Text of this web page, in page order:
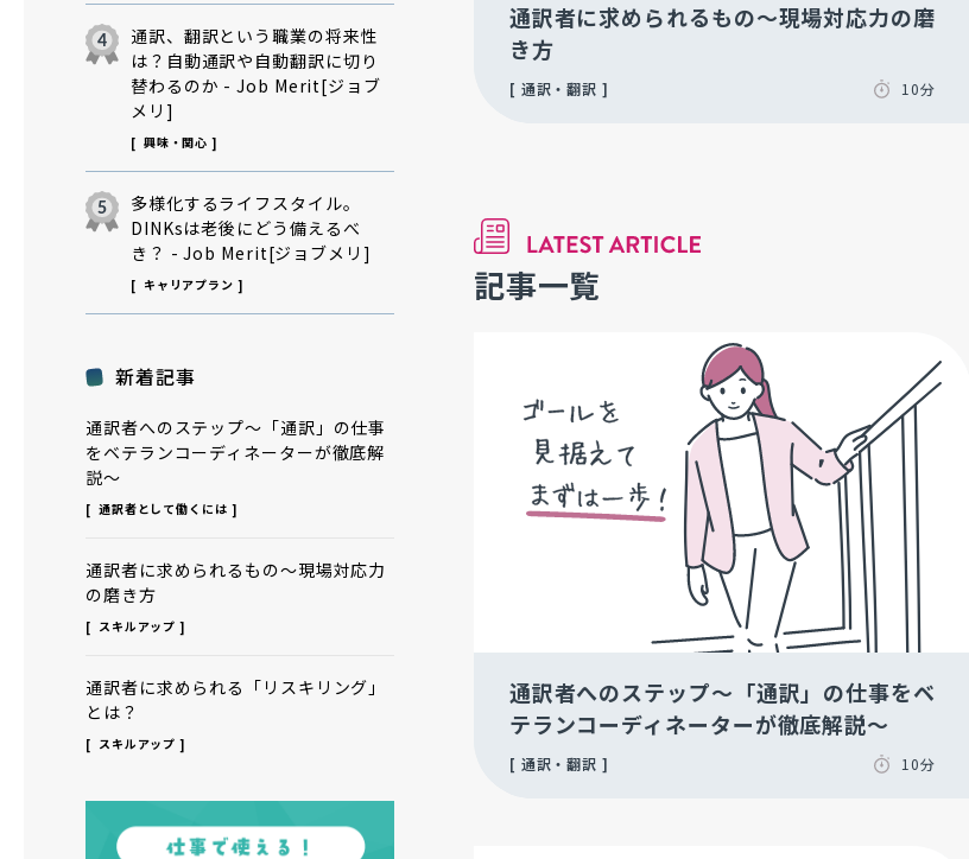
通訳、翻訳という職業の将来性
は？自動通訳や自動翻訳に切り
替わるのか - Job Merit[ジョブ
メリ]
興味・関心
多様化するライフスタイル。
DINKsは老後にどう備えるべ
き？ - Job Merit[ジョブメリ]
キャリアプラン
新着記事
通訳者へのステップ～「通訳」の仕事
をベテランコーディネーターが徹底解
説～
通訳者として働くには
通訳者に求められるもの～現場対応力
の磨き方
スキルアップ
通訳者に求められる「リスキリング」
とは？
スキルアップ
通訳者に求められるもの～現場対応力の磨
き方
通訳・翻訳 10分
記事一覧
通訳者へのステップ～「通訳」の仕事をベ
テランコーディネーターが徹底解説～
通訳・翻訳 10分